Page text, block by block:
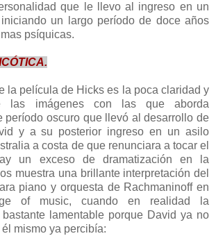
que le llevo al ingreso en un
un largo período de doce años
psíquicas.
la película de Hicks es la poca claridad y
las imágenes con las que aborda
período oscuro que llevó al desarrollo de
y a su posterior ingreso en un asilo
a costa de que renunciara a tocar el
un exceso de dramatización en la
muestra una brillante interpretación del
piano y orquesta de Rachmaninoff en
of music, cuando en realidad la
lamentable porque David ya no
mismo ya percibía: